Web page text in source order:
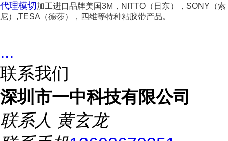
代理模切 加工进口品牌美国3M，NITTO（日东），SONY（索
尼）,TESA（德莎），四维等特种粘胶带产品。
...
联系我们
深圳市一中科技有限公司
联系人 黄玄龙